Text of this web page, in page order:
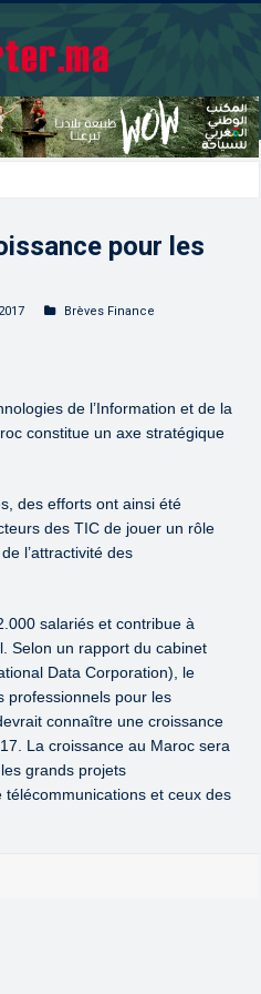
de coopération san
pour les
Brèves Finance
de l’Information et de la
constitue un axe stratégique
des efforts ont ainsi été
des TIC de jouer un rôle
l’attractivité des
salariés et contribue à
Selon un rapport du cabinet
Data Corporation), le
professionnels pour les
connaître une croissance
La croissance au Maroc sera
grands projets
télécommunications et ceux des